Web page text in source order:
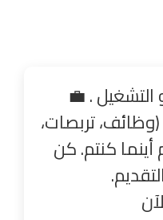
التشغيل . 💼
تربصات،
كنتم. كن